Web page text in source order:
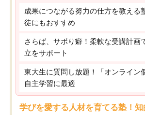
成果につながる努力の仕方を教える
徒にもおすすめ
さらば、サボり癖！柔軟な受講計画
立をサポート
東大生に質問し放題！「オンライン
自主学習に最適
学びを愛する人材を育てる塾！